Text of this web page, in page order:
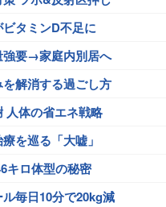
タミンD不足に
強要→家庭内別居へ
解消する過ごし方
人体の省エネ戦略
を巡る「大嘘」
キロ体型の秘密
毎日10分で20kg減